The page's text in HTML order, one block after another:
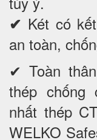
✔ Két có
an toàn,
✔ Toàn
thép chống
nhất thép
WELKO